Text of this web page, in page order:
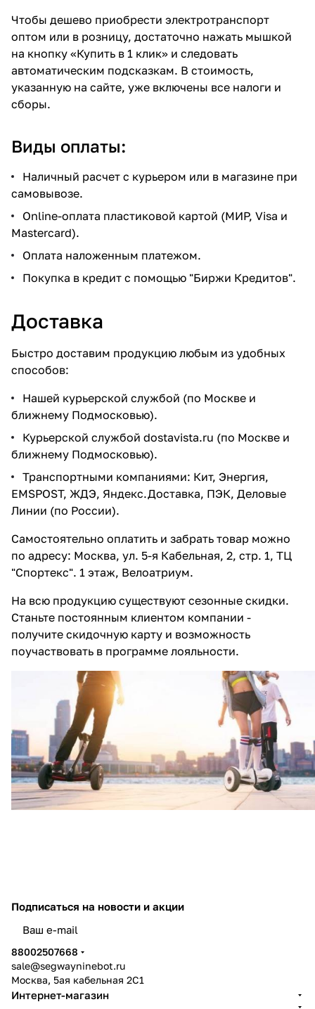
Чтобы дешево приобрести электротранспорт
оптом или в розницу, достаточно нажать мышкой
на кнопку «Купить в 1 клик» и следовать
автоматическим подсказкам. В стоимость,
указанную на сайте, уже включены все налоги и
сборы.
Виды оплаты:
Наличный расчет с курьером или в магазине при
самовывозе.
Online-оплата пластиковой картой (МИР, Visa и
Mastercard).
Оплата наложенным платежом.
Покупка в кредит с помощью "Биржи Кредитов".
Доставка
Быстро доставим продукцию любым из удобных
способов:
Нашей курьерской службой (по Москве и
ближнему Подмосковью).
Курьерской службой dostavista.ru (по Москве и
ближнему Подмосковью).
Транспортными компаниями: Кит, Энергия,
EMSPOST, ЖДЭ, Яндекс.Доставка, ПЭК, Деловые
Линии (по России).
Самостоятельно оплатить и забрать товар можно
по адресу: Москва, ул. 5-я Кабельная, 2, стр. 1, ТЦ
"Спортекс". 1 этаж, Велоатриум.
На всю продукцию существуют сезонные скидки.
Станьте постоянным клиентом компании -
получите скидочную карту и возможность
поучаствовать в программе лояльности.
Подписаться на новости и акции
88002507668
sale@segwayninebot.ru
Москва, 5ая кабельная 2С1
Интернет-магазин